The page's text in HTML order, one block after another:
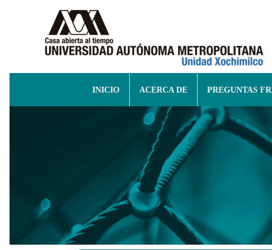
INICIO ACERCA DE PREGUNTAS